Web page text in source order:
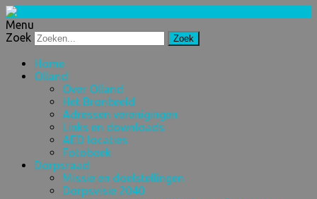
Menu
Zoek
Home
Olland
Over Olland
Het Bronbeeld
Adressen verenigingen
Links en downloads
AED locaties
Fotoboek
Dorpsraad
Missie en doelstellingen
Dorpsvisie 2040